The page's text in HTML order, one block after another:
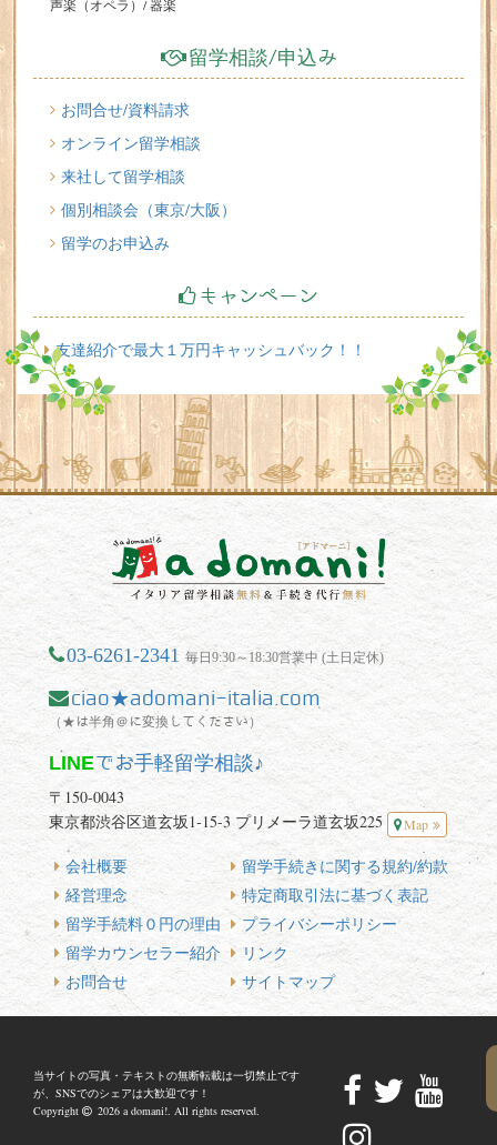
声楽（オペラ）/ 器楽
留学相談/申込み
お問合せ/資料請求
オンライン留学相談
来社して留学相談
個別相談会（東京/大阪）
留学のお申込み
キャンペーン
友達紹介で最大１万円キャッシュバック！！
03-6261-2341 毎日9:30～18:30営業中 (土日定休)
ciao★adomani-italia.com
（★は半角＠に変換してください）
LINEでお手軽留学相談♪
〒150-0043
東京都渋谷区道玄坂1-15-3 プリメーラ道玄坂225
Map
会社概要
経営理念
留学手続料０円の理由
留学カウンセラー紹介
お問合せ
留学手続きに関する規約/約款
特定商取引法に基づく表記
プライバシーポリシー
リンク
サイトマップ
当サイトの写真・テキストの無断転載は一切禁止です
が、SNSでのシェアは大歓迎です！
Copyright
2026 a domani!. All rights reserved.